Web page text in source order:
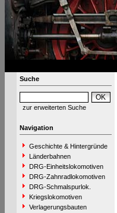
Suche
zur erweiterten Suche
Navigation
Geschichte & Hintergründe
Länderbahnen
DRG-Einheitslokomotiven
DRG-Zahnradlokomotiven
DRG-Schmalspurlok.
Kriegslokomotiven
Verlagerungsbauten